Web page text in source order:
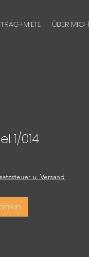
ÜBER MICH
1/014
u. Versand